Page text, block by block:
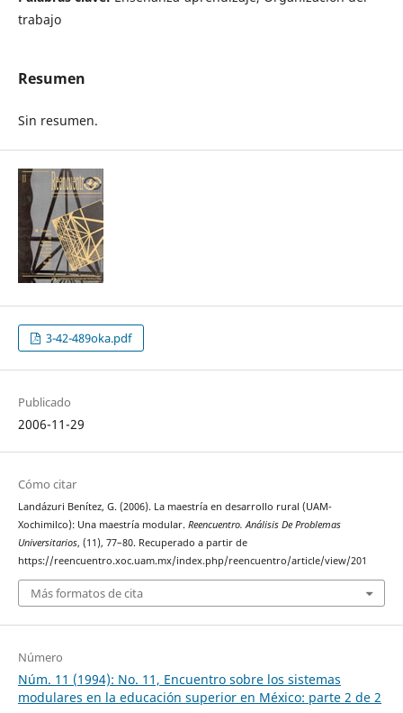
trabajo
Resumen
Sin resumen.
3-42-489oka.pdf
Publicado
2006-11-29
Cómo citar
Landázuri Benítez, G. (2006). La maestría en desarrollo rural (UAM-
Xochimilco): Una maestría modular. Reencuentro. Análisis De Problemas
Universitarios, (11), 77–80. Recuperado a partir de
https://reencuentro.xoc.uam.mx/index.php/reencuentro/article/view/201
Más formatos de cita
Número
Núm. 11 (1994): No. 11, Encuentro sobre los sistemas
modulares en la educación superior en México: parte 2 de 2